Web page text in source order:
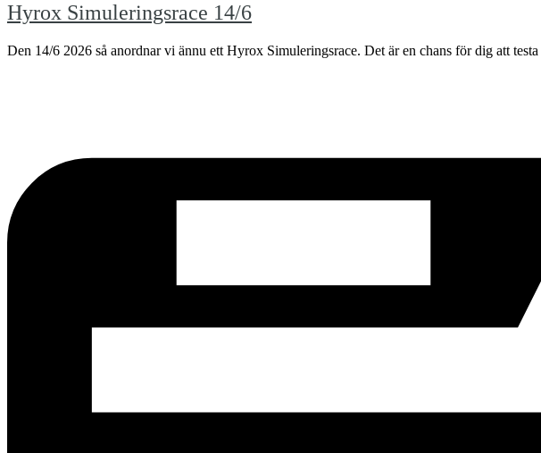
Hyrox Simuleringsrace 14/6
Den 14/6 2026 så anordnar vi ännu ett Hyrox Simuleringsrace. Det är en chans för dig att